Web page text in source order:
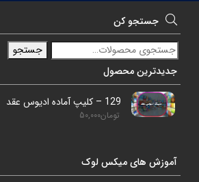
جستجو کن
جستجو
جدیدترین محصول
129 – کلیپ آماده ادیوس عقد
تومان50,000
آموزش های میکس لوک